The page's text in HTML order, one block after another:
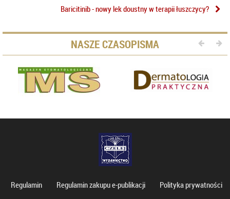
Baricitinib - nowy lek doustny w terapii łuszczycy?
NASZE CZASOPISMA
Regulamin Regulamin zakupu e-publikacji Polityka prywatności